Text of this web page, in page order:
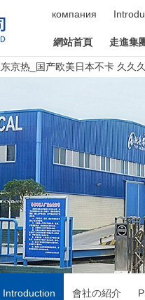
京热_国产欧美日本不卡 久
компания
網站首頁 走進集
Introduction 會社の紹介